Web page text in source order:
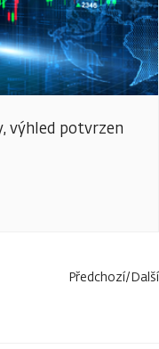
výhled potvrzen
Předchozí/Další